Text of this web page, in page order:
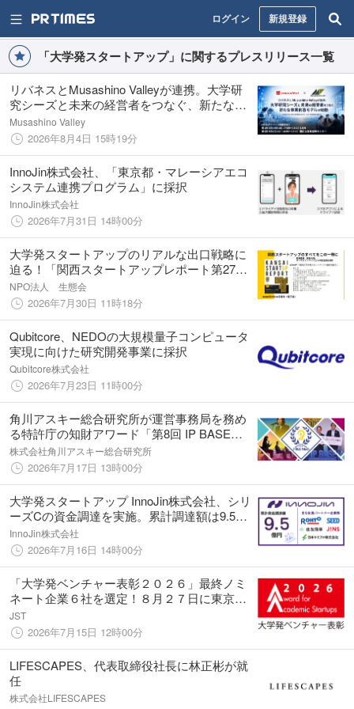
ログイン 新規登録
「大学発スタートアップ」に関するプレスリリース一覧
リバネスとMusashino Valleyが連携。大学研
究シーズと未来の経営者をつなぐ、新たな事
業創造モデルが始動
Musashino Valley
2026年8月4日 15時19分
InnoJin株式会社、「東京都・マレーシアエコ
システム連携プログラム」に採択
InnoJin株式会社
2026年7月31日 14時00分
大学発スタートアップのリアルな出口戦略に
迫る！「関西スタートアップレポート第27
号」7月末発刊
NPO法人 生態会
2026年7月30日 11時18分
Qubitcore、NEDOの大規模量子コンピュータ
実現に向けた研究開発事業に採択
Qubitcore株式会社
2026年7月23日 11時00分
角川アスキー総合研究所が運営事務局を務め
る特許庁の知財アワード「第8回 IP BASE
AWARD」を開催
株式会社角川アスキー総合研究所
2026年7月17日 13時00分
大学発スタートアップ InnoJin株式会社、シリ
ーズCの資金調達を実施。累計調達額は9.5億
円に。
InnoJin株式会社
2026年7月16日 14時00分
「大学発ベンチャー表彰２０２６」最終ノミ
ネート企業６社を選定！８月２７日に東京ビ
ッグサイトで表彰式・受賞企業ピッチを開催
JST
2026年7月15日 12時00分
LIFESCAPES、代表取締役社長に林正彬が就
任
株式会社LIFESCAPES